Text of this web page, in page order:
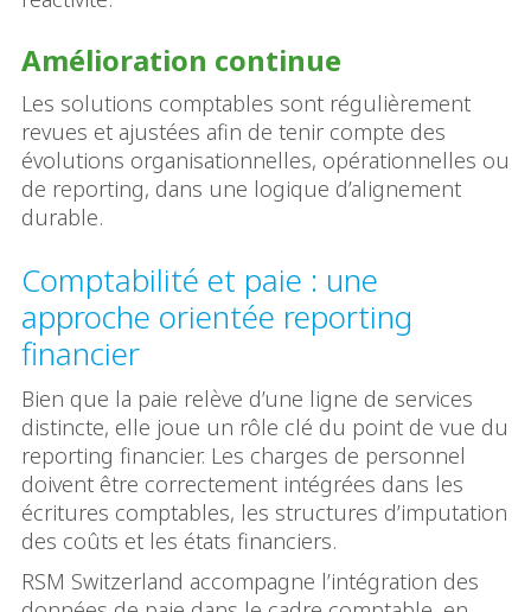
Amélioration continue
Les solutions comptables sont régulièrement
revues et ajustées afin de tenir compte des
évolutions organisationnelles, opérationnelles ou
de reporting, dans une logique d’alignement
durable.
Comptabilité et paie : une
approche orientée reporting
financier
Bien que la paie relève d’une ligne de services
distincte, elle joue un rôle clé du point de vue du
reporting financier. Les charges de personnel
doivent être correctement intégrées dans les
écritures comptables, les structures d’imputation
des coûts et les états financiers.
RSM Switzerland accompagne l’intégration des